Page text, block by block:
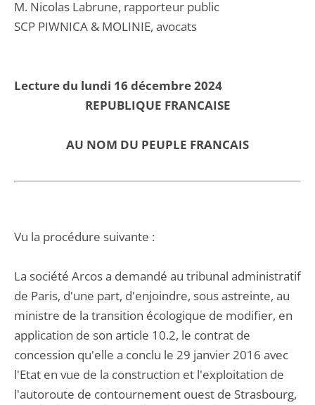
M. Nicolas Labrune, rapporteur public
SCP PIWNICA & MOLINIE, avocats
Lecture du lundi 16 décembre 2024
REPUBLIQUE FRANCAISE
AU NOM DU PEUPLE FRANCAIS
Vu la procédure suivante :
La société Arcos a demandé au tribunal administratif
de Paris, d'une part, d'enjoindre, sous astreinte, au
ministre de la transition écologique de modifier, en
application de son article 10.2, le contrat de
concession qu'elle a conclu le 29 janvier 2016 avec
l'Etat en vue de la construction et l'exploitation de
l'autoroute de contournement ouest de Strasbourg,